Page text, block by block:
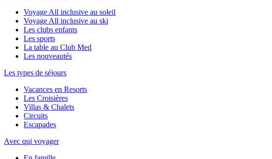
Voyage All inclusive au soleil
Voyage All inclusive au ski
Les clubs enfants
Les sports
La table au Club Med
Les nouveautés
Les types de séjours
Vacances en Resorts
Les Croisières
Villas & Chalets
Circuits
Escapades
Avec qui voyager